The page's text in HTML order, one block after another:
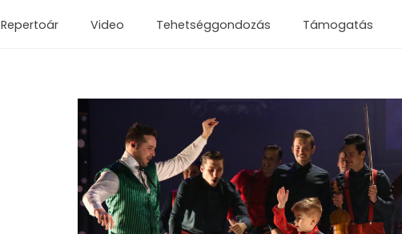
Repertoár Video Tehetséggondozás Támogatás